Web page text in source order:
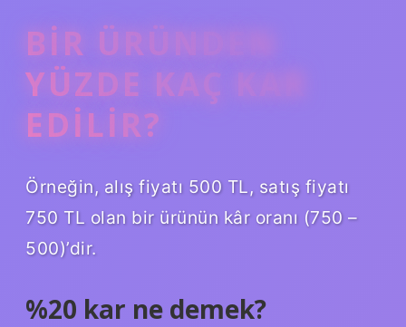
BIR ÜRÜNDEN
YÜZDE KAÇ KAR
EDILIR?
Örneğin, alış fiyatı 500 TL, satış fiyatı
750 TL olan bir ürünün kâr oranı (750 –
500)’dir.
%20 kar ne demek?